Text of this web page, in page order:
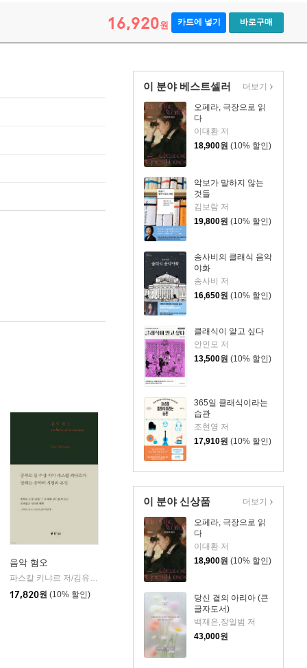
16,920원 카트에 넣기 바로구매
이 분야 베스트셀러
오페라, 극장으로 읽
다
이대환 저
18,900원 (10% 할인)
악보가 말하지 않는
것들
김보람 저
19,800원 (10% 할인)
송사비의 클래식 음악
야화
송사비 저
16,650원 (10% 할인)
클래식이 알고 싶다
안인모 저
13,500원 (10% 할인)
365일 클래식이라는
습관
조현영 저
17,910원 (10% 할인)
더보기
이 분야 신상품
오페라, 극장으로 읽
다
이대환 저
18,900원 (10% 할인)
당신 곁의 아리아 (큰
글자도서)
백재은,장일범 저
43,000원
더보기
음악 혐오
파스칼 키냐르 저/김유진 역
17,820원 (10% 할인)